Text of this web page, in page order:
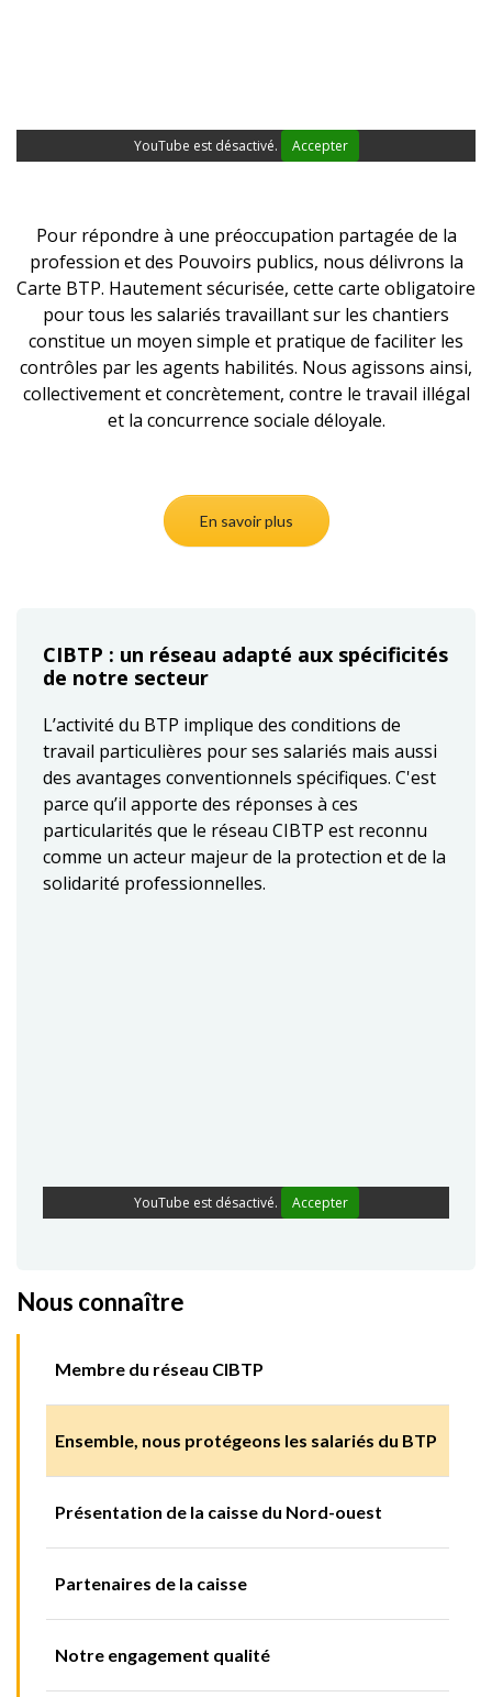
YouTube est désactivé. Accepter
Pour répondre à une préoccupation partagée de la
profession et des Pouvoirs publics, nous délivrons la
Carte BTP. Hautement sécurisée, cette carte obligatoire
pour tous les salariés travaillant sur les chantiers
constitue un moyen simple et pratique de faciliter les
contrôles par les agents habilités. Nous agissons ainsi,
collectivement et concrètement, contre le travail illégal
et la concurrence sociale déloyale.
En savoir plus
CIBTP : un réseau adapté aux spécificités
de notre secteur
L’activité du BTP implique des conditions de
travail particulières pour ses salariés mais aussi
des avantages conventionnels spécifiques. C'est
parce qu’il apporte des réponses à ces
particularités que le réseau CIBTP est reconnu
comme un acteur majeur de la protection et de la
solidarité professionnelles.
YouTube est désactivé. Accepter
Nous connaître
Membre du réseau CIBTP
Ensemble, nous protégeons les salariés du BTP
Présentation de la caisse du Nord-ouest
Partenaires de la caisse
Notre engagement qualité